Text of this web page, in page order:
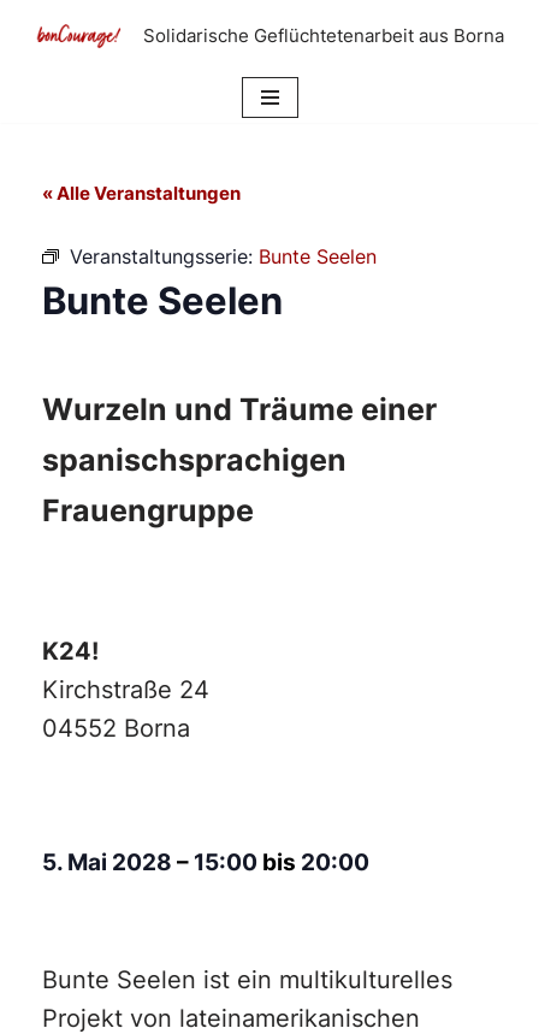
Solidarische Geflüchtetenarbeit aus Borna
« Alle Veranstaltungen
Veranstaltungsserie: Bunte Seelen
Bunte Seelen
Wurzeln und Träume einer
spanischsprachigen
Frauengruppe
K24!
Kirchstraße 24
04552 Borna
5. Mai 2028 – 15:00 bis 20:00
Bunte Seelen ist ein multikulturelles
Projekt von lateinamerikanischen